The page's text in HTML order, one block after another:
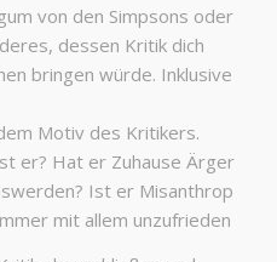
von den Simpsons oder
dessen Kritik dich
bringen würde. Inklusive
Motiv des Kritikers.
er? Hat er Zuhause Ärger
Ist er Misanthrop
mit allem unzufrieden